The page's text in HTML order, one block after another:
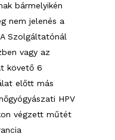
bármelyikén
nem jelenés a
Szolgáltatónál
vagy az
követő 6
előtt más
HPV
végzett műtét